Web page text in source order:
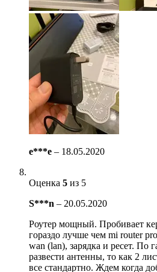
e***e – 18.05.2020
Оценка 5 из 5
S***n – 20.05.2020
Роутер мощный. Пробивает
гораздо лучше чем mi router
wan (lan), зарядка и ресет. По
развести антенны, то как 2
все стандартно. Ждем когда